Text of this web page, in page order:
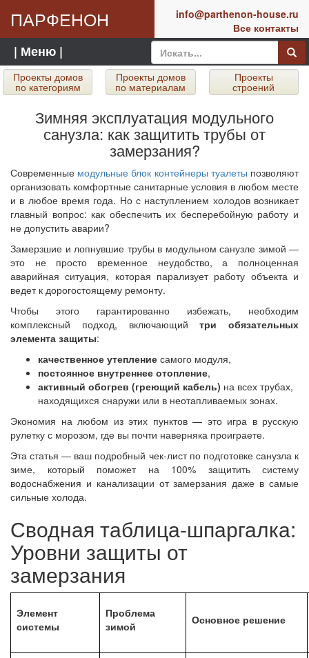
ПАРФЕНОН
info@parthenon-house.ru
Все контакты
| Меню |
Проекты домов
по категориям
Проекты домов
по материалам
Проекты
строений
Зимняя эксплуатация модульного
санузла: как защитить трубы от
замерзания?
Современные модульные блок контейнеры туалеты позволяют
организовать комфортные санитарные условия в любом месте
и в любое время года. Но с наступлением холодов возникает
главный вопрос: как обеспечить их бесперебойную работу и
не допустить аварии?
Замерзшие и лопнувшие трубы в модульном санузле зимой —
это не просто временное неудобство, а полноценная
аварийная ситуация, которая парализует работу объекта и
ведет к дорогостоящему ремонту.
Чтобы этого гарантированно избежать, необходим
комплексный подход, включающийтри обязательных
элемента защиты:
качественное утепление самого модуля,
постоянное внутреннее отопление,
активный обогрев (греющий кабель) на всех трубах,
находящихся снаружи или в неотапливаемых зонах.
Экономия на любом из этих пунктов — это игра в русскую
рулетку с морозом, где вы почти наверняка проиграете.
Эта статья — ваш подробный чек-лист по подготовке санузла к
зиме, который поможет на 100% защитить систему
водоснабжения и канализации от замерзания даже в самые
сильные холода.
Сводная таблица-шпаргалка:
Уровни защиты от
замерзания
Элемент
системы
Проблема
зимой
Основное решение